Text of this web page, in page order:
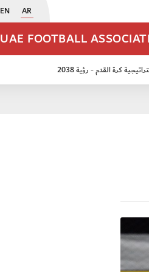
EN AR
UAE FOOTBALL
كرة القدم - رؤية 2038